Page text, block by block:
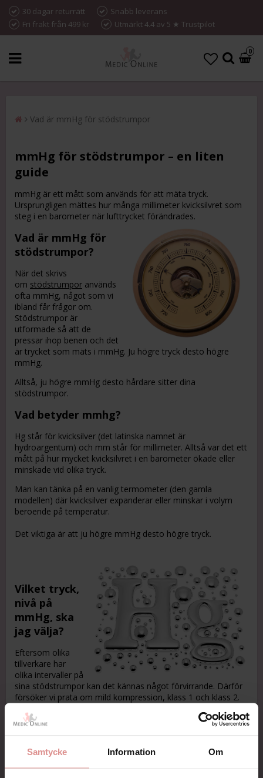
Samtycke Information Om
30 dagar returrätt
Snabb leverans
Fri frakt från 499 kr
Utmärkt 4.4 av 5 ★ Trustpilot
0
Vad är mmHg för stödstrumpor
mmHg för stödstrumpor – en liten
guide
mmHg är ett mått som används för att mäta tryck.
Ursprungligen mättes hur många millimeter kvicksilvret som
steg i en barometer när lufttrycket förändrades.
Vad är mmHg för
stödstrumpor?
När det skrivs
om stödstrumpor används
ofta mmHg, något som vi
ibland får frågor om.
Stödstrumpor är
utformade så att de
pressar ihop benen och det
är trycket som mäts i mmHg. Ju högre tryck desto högre
mmHg.
Alltså, ju högre mmHg desto hårdare sitter dina
stödstrumpor.
Vad betyder mmhg?
Hg står för kvicksilver (det latinska namnet är
hydroargentum) och mm står för millimeter. Alltså var det ett
mått på hur mycket kvicksilvret i en barometer ökade eller
minskade vid olika tryck.
Man kan tänka på en vanlig termometer (den gamla
modellen) där kvicksilver expanderar eller minskar i volym
beroende på temperatur.
Det viktiga är att ju högre mmHg desto högre tryck.
Vilket tryck,
nivå på
mmHg, ska
jag välja?
Eftersom olika
tillverkare har
olika intervaller på
sina stödstrumpor kan det kännas något förvirrande. Därför
försöker vi prata om mild kompression, klass 1 och klass 2.
USA har en annan. Därför har exempelvis Jobst olika skalor
sjukvården har EU-skalan och övriga Jobst som är för